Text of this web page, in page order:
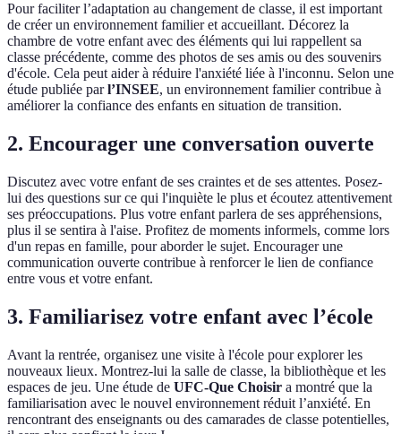
Pour faciliter l’adaptation au changement de classe, il est important
de créer un environnement familier et accueillant. Décorez la
chambre de votre enfant avec des éléments qui lui rappellent sa
classe précédente, comme des photos de ses amis ou des souvenirs
d'école. Cela peut aider à réduire l'anxiété liée à l'inconnu. Selon une
étude publiée parl’INSEE, un environnement familier contribue à
améliorer la confiance des enfants en situation de transition.
2. Encourager une conversation ouverte
Discutez avec votre enfant de ses craintes et de ses attentes. Posez-
lui des questions sur ce qui l'inquiète le plus et écoutez attentivement
ses préoccupations. Plus votre enfant parlera de ses appréhensions,
plus il se sentira à l'aise. Profitez de moments informels, comme lors
d'un repas en famille, pour aborder le sujet. Encourager une
communication ouverte contribue à renforcer le lien de confiance
entre vous et votre enfant.
3. Familiarisez votre enfant avec l’école
Avant la rentrée, organisez une visite à l'école pour explorer les
nouveaux lieux. Montrez-lui la salle de classe, la bibliothèque et les
espaces de jeu. Une étude de UFC-Que Choisir a montré que la
familiarisation avec le nouvel environnement réduit l’anxiété. En
rencontrant des enseignants ou des camarades de classe potentielles,